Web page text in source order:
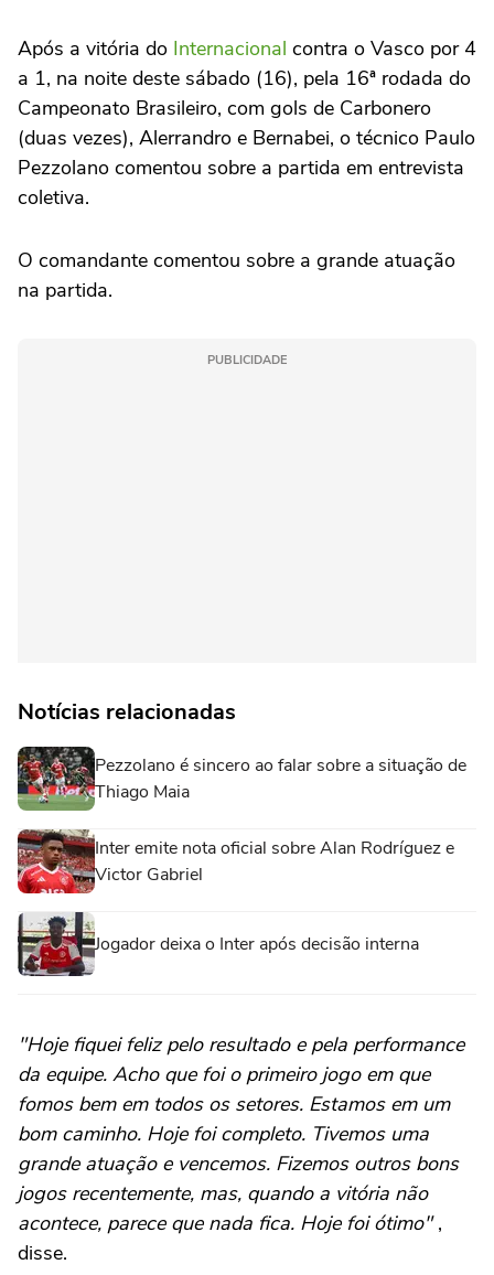
Após a vitória do Internacional contra o Vasco por 4
a 1, na noite deste sábado (16), pela 16ª rodada do
Campeonato Brasileiro, com gols de Carbonero
(duas vezes), Alerrandro e Bernabei, o técnico Paulo
Pezzolano comentou sobre a partida em entrevista
coletiva.
O comandante comentou sobre a grande atuação
na partida.
PUBLICIDADE
Notícias relacionadas
Pezzolano é sincero ao falar sobre a situação de
Thiago Maia
Inter emite nota oficial sobre Alan Rodríguez e
Victor Gabriel
Jogador deixa o Inter após decisão interna
"Hoje fiquei feliz pelo resultado e pela performance
da equipe. Acho que foi o primeiro jogo em que
fomos bem em todos os setores. Estamos em um
bom caminho. Hoje foi completo. Tivemos uma
grande atuação e vencemos. Fizemos outros bons
jogos recentemente, mas, quando a vitória não
acontece, parece que nada fica. Hoje foi ótimo" ,
disse.